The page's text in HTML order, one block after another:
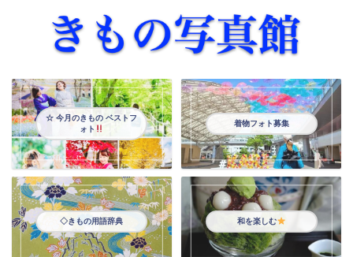
☆ 今月のきもの ベストフ
ォト
着物フォト募集
◇きもの用語辞典 和を楽しむ